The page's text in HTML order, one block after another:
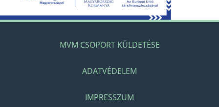
MVM CSOPORT KÜLDETÉSE
ADATVÉDELEM
IMPRESSZUM